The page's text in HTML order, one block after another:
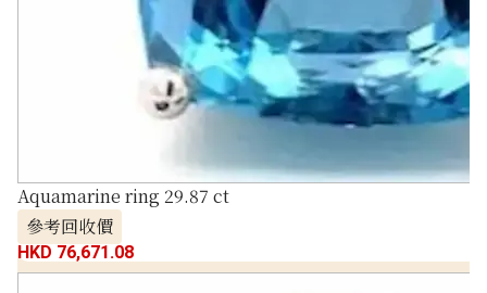
Aquamarine ring 29.87 ct
參考回收價
HKD 76,671.08